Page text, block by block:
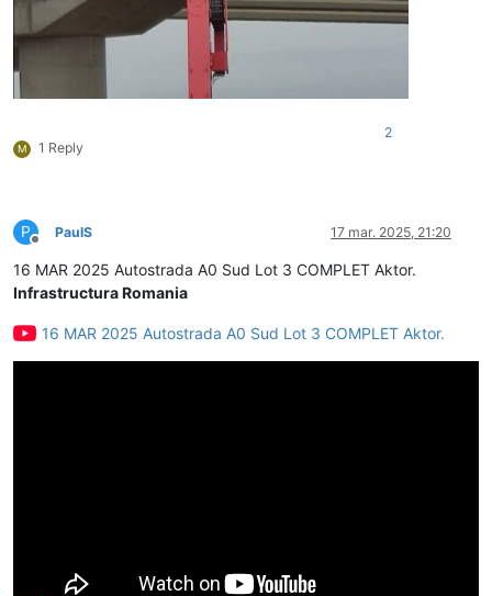
M 1 Reply
2
P
Deconectat
PaulS 17 mar. 2025, 21:20
16 MAR 2025 Autostrada A0 Sud Lot 3 COMPLET Aktor.
Infrastructura Romania
16 MAR 2025 Autostrada A0 Sud Lot 3 COMPLET Aktor.